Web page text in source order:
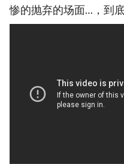
惨的抛弃的场面…，到